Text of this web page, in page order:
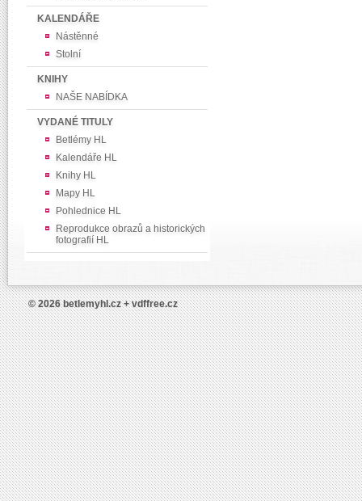
KALENDÁŘE
Nástěnné
Stolní
KNIHY
NAŠE NABÍDKA
VYDANÉ TITULY
Betlémy HL
Kalendáře HL
Knihy HL
Mapy HL
Pohlednice HL
Reprodukce obrazů a historických
fotografií HL
© 2026 betlemyhl.cz + vdffree.cz